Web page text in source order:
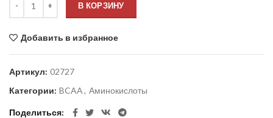
В КОРЗИНУ
Добавить в избранное
Артикул: 02727
Категории: BCAA, Аминокислоты
Поделиться